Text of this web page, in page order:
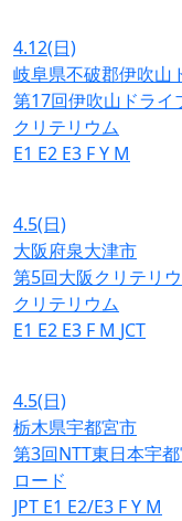
4.12(日)
岐阜県不破郡伊吹山
第17回伊吹山ドライ
クリテリウム
E1 E2 E3 FY M
4.5(日)
大阪府泉大津市
第5回大阪クリテリ
クリテリウム
E1 E2 E3 F M JCT
4.5(日)
栃木県宇都宮市
第3回NTT東日本宇
ロード
JPT E1 E2/E3 FY M